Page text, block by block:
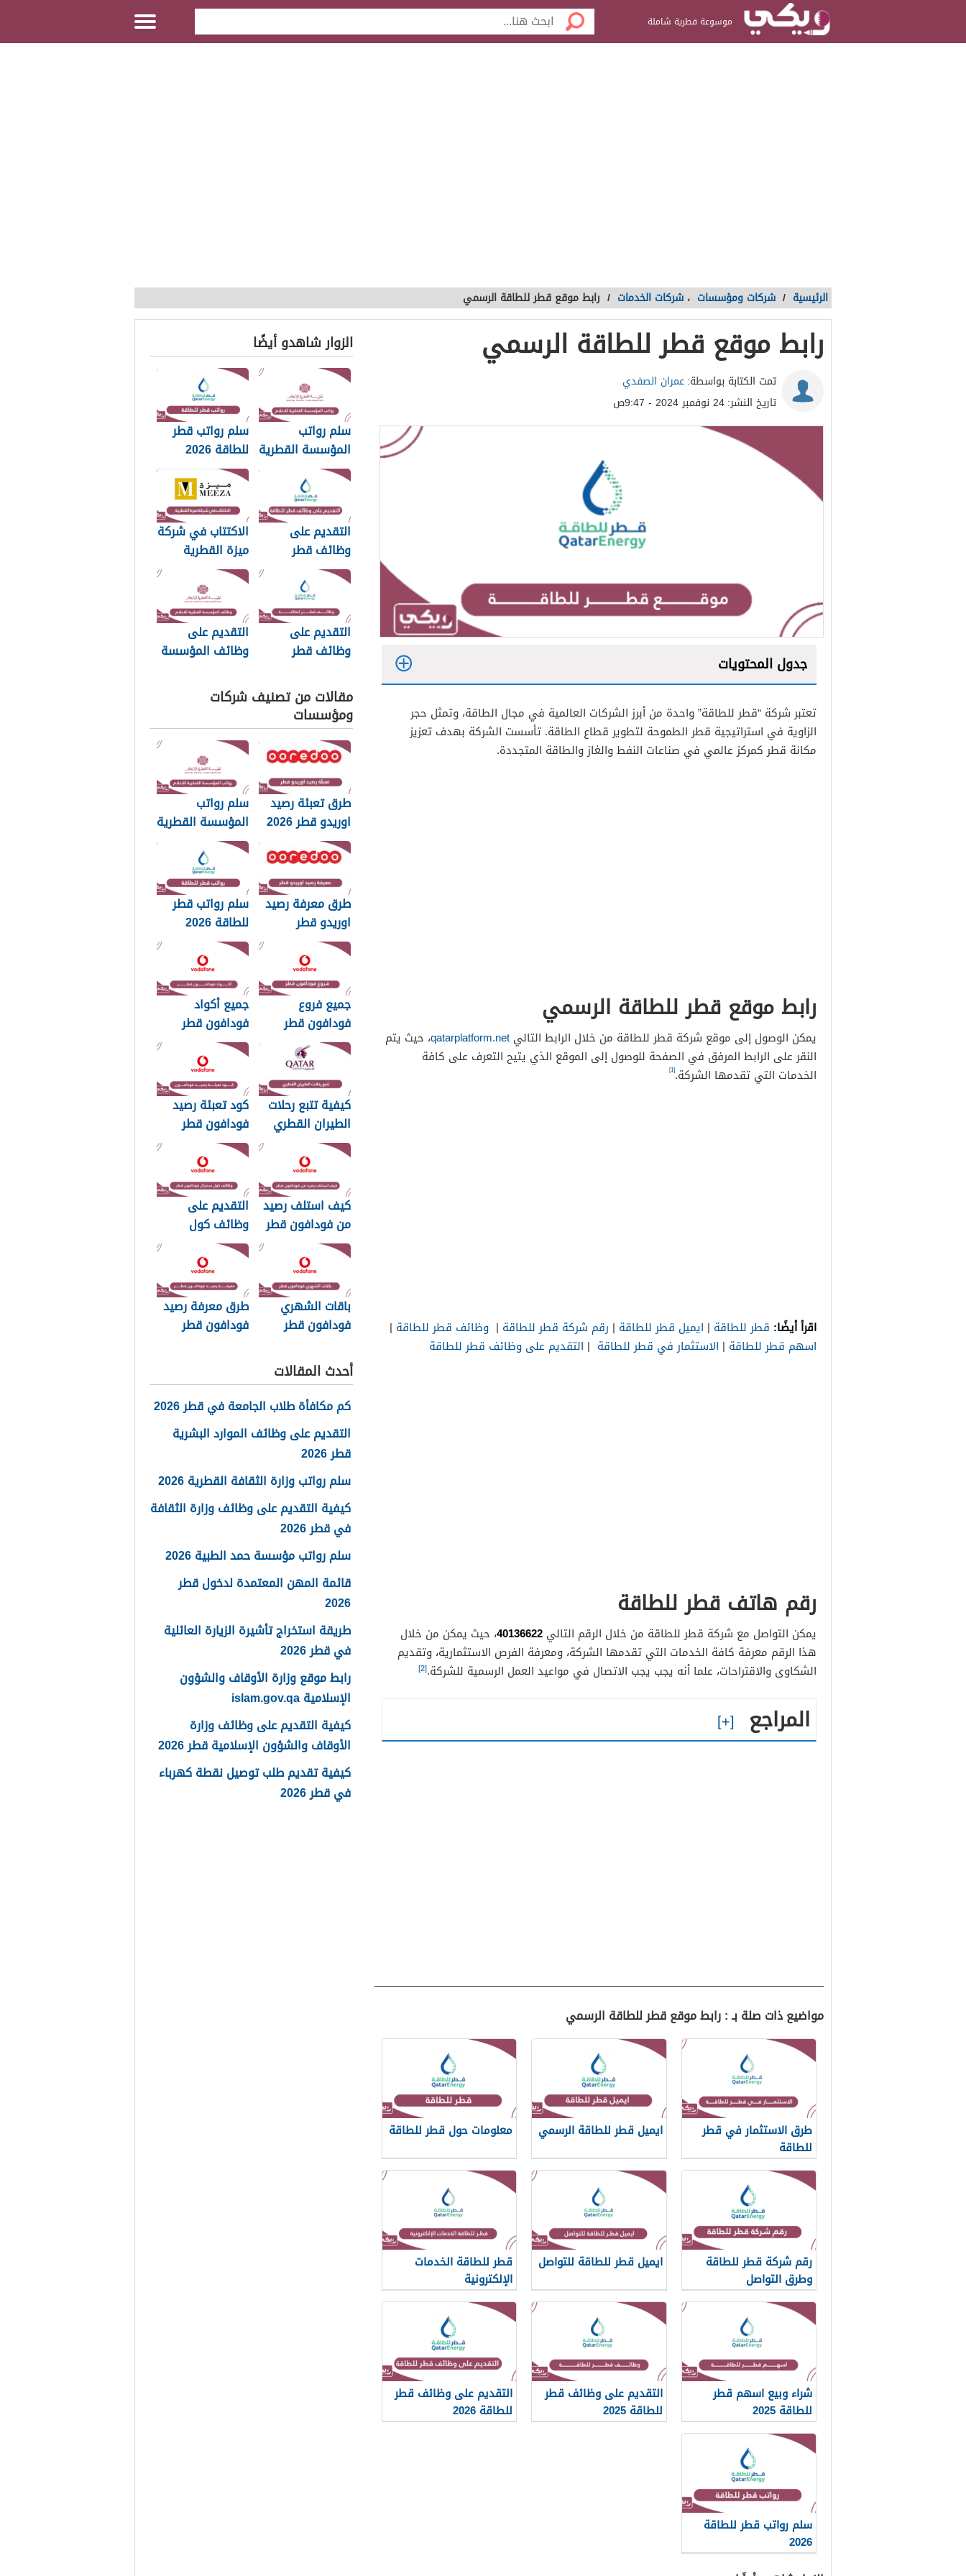
موسوعة قطرية شاملة
الرئيسية / شركات ومؤسسات ، شركات الخدمات / رابط موقع قطر للطاقة الرسمي
رابط موقع قطر للطاقة الرسمي
تمت الكتابة بواسطة:عمران الصفدي
تاريخ النشر:24 نوفمبر 2024 - 9:47ص
جدول المحتويات
2
تعتبر شركة “قطر للطاقة” واحدة من أبرز الشركات العالمية في مجال الطاقة، وتمثل حجر
الزاوية في استراتيجية قطر الطموحة لتطوير قطاع الطاقة. تأسست الشركة بهدف تعزيز
مكانة قطر كمركز عالمي في صناعات النفط والغاز والطاقة المتجددة.
رابط موقع قطر للطاقة الرسمي
يمكن الوصول إلى موقع شركة قطر للطاقة من خلال الرابط التالي qatarplatform.net، حيث يتم
النقر على الرابط المرفق في الصفحة للوصول إلى الموقع الذي يتيح التعرف على كافة
الخدمات التي تقدمها الشركة.[1]
اقرأ أيضًا: قطر للطاقة | ايميل قطر للطاقة | رقم شركة قطر للطاقة | وظائف قطر للطاقة |
اسهم قطر للطاقة | الاستثمار في قطر للطاقة | التقديم على وظائف قطر للطاقة
رقم هاتف قطر للطاقة
يمكن التواصل مع شركة قطر للطاقة من خلال الرقم التالي 40136622، حيث يمكن من خلال
هذا الرقم معرفة كافة الخدمات التي تقدمها الشركة، ومعرفة الفرص الاستثمارية، وتقديم
الشكاوى والاقتراحات، علما أنه يجب يجب الاتصال في مواعيد العمل الرسمية للشركة.[2]
المراجع
مواضيع ذات صلة بـ : رابط موقع قطر للطاقة الرسمي
طرق الاستثمار في قطر
للطاقة
ايميل قطر للطاقة الرسمي معلومات حول قطر للطاقة
رقم شركة قطر للطاقة
وطرق التواصل
ايميل قطر للطاقة للتواصل
قطر للطاقة الخدمات
الإلكترونية
شراء وبيع اسهم قطر
للطاقة 2025
التقديم على وظائف قطر
للطاقة 2025
التقديم على وظائف قطر
للطاقة 2026
سلم رواتب قطر للطاقة
2026
الزوار شاهدو أيضًا
سلم رواتب
المؤسسة القطرية
للاعلام 2026
سلم رواتب قطر
للطاقة 2026
التقديم على
وظائف قطر
للطاقة 2026
الاكتتاب في شركة
ميزة القطرية
2026
التقديم على
وظائف قطر
التقديم على
وظائف المؤسسة
2025
مقالات من تصنيف شركات
ومؤسسات
طرق تعبئة رصيد
اوريدو قطر 2026
سلم رواتب
المؤسسة القطرية
للاعلام 2026
طرق معرفة رصيد
اوريدو قطر
بالتفصيل 2026
سلم رواتب قطر
للطاقة 2026
جميع فروع
فودافون قطر
2026
جميع أكواد
فودافون قطر
2026
كيفية تتبع رحلات
الطيران القطري
2026
كود تعبئة رصيد
فودافون قطر
كيف استلف رصيد
من فودافون قطر
التقديم على
وظائف كول
سنترال فودافون
قطر
باقات الشهري
فودافون قطر
طرق معرفة رصيد
فودافون قطر
أحدث المقالات
كم مكافأة طلاب الجامعة في قطر 2026
التقديم على وظائف الموارد البشرية
قطر 2026
سلم رواتب وزارة الثقافة القطرية 2026
كيفية التقديم على وظائف وزارة الثقافة
في قطر 2026
سلم رواتب مؤسسة حمد الطبية 2026
قائمة المهن المعتمدة لدخول قطر
2026
طريقة استخراج تأشيرة الزيارة العائلية
في قطر 2026
رابط موقع وزارة الأوقاف والشؤون
الإسلامية islam.gov.qa
كيفية التقديم على وظائف وزارة
الأوقاف والشؤون الإسلامية قطر 2026
كيفية تقديم طلب توصيل نقطة كهرباء
في قطر 2026